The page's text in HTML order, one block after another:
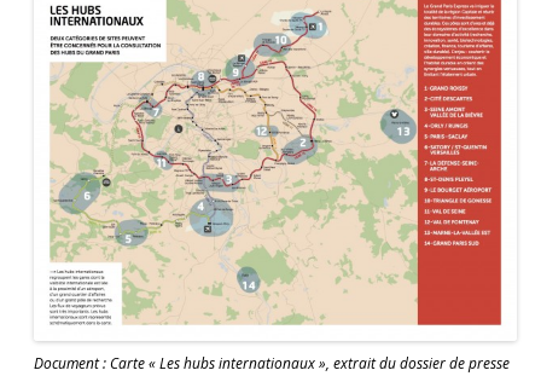
Document : Carte « Les hubs internationaux », extrait du dossier de presse